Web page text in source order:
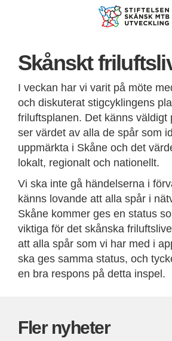
Skånskt
I veckan har vi varit på möte
och diskuterat stigcyklingens
friluftsplanen. Det känns väldigt
ser värdet av alla de spår som
uppmärkta i Skåne och det
lokalt, regionalt och nationellt.
Vi ska inte gå händelserna i
känns lovande att alla spår i
Skåne kommer ges en status
viktiga för det skånska
att alla spår som vi har med i
ska ges samma status, och
en bra respons på detta inspel.
Fler nyheter